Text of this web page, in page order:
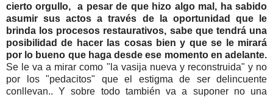
cierto orgullo, a pesar de que hizo algo mal, ha sabido
asumir sus actos a través de la oportunidad que le
brinda los procesos restaurativos, sabe que tendrá una
posibilidad de hacer las cosas bien y que se le mirará
por lo bueno que haga desde ese momento en adelante.
Se le va a mirar como "la vasija nueva y reconstruida" y no
por los "pedacitos" que el estigma de ser delincuente
conllevan.. Y sobre todo también va a suponer no una